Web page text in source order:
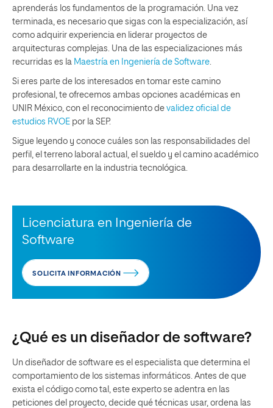
aprenderás los fundamentos de la programación. Una vez
terminada, es necesario que sigas con la especialización, así
como adquirir experiencia en liderar proyectos de
arquitecturas complejas. Una de las especializaciones más
recurridas es la Maestría en Ingeniería de Software
Si eres parte de los interesados en tomar este camino
profesional, te ofrecemos ambas opciones académicas en
UNIR México, con el reconocimiento de validez oficial de
estudios RVOE por la SEP.
Sigue leyendo y conoce cuáles son las responsabilidades del
perfil, el terreno laboral actual, el sueldo y el camino académico
para desarrollarte en la industria tecnológica.
Licenciatura en Ingeniería de
Software
SOLICITA INFORMACIÓN
¿Qué es un diseñador de software?
Un diseñador de software es el especialista que determina el
comportamiento de los sistemas informáticos. Antes de que
exista el código como tal, este experto se adentra en las
peticiones del proyecto, decide qué técnicas usar, ordena las